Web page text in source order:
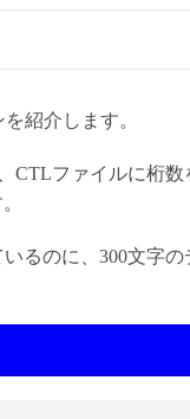
紹介します。
CTLファイルに桁
るのに、300文字